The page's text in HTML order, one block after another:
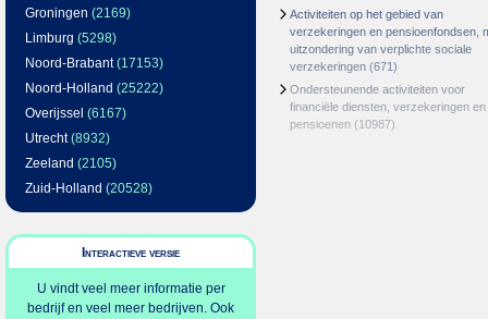
Groningen (2169)
Limburg (5298)
Noord-Brabant(17153)
Noord-Holland (25222)
Overijssel (6167)
Utrecht(8932)
Zeeland (2105)
Zuid-Holland (20528)
Interactieve versie
U vindt veel meer informatie per
bedrijf en veel meer bedrijven. Ook
Activiteiten op het gebied van
verzekeringen en pensioenfondsen,
uitzondering van verplichte sociale
verzekeringen (671)
Ondersteunende activiteiten voor
financiële diensten, verzekeringen en
pensioenen (10987)